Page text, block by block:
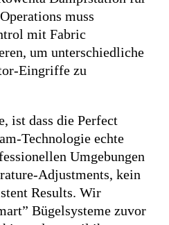
muss
mit Fabric
um unterschiedliche
Eingriffe zu
ist dass die Perfect
Technologie echte
Umgebungen
Adjustments, kein
Results. Wir
Bügelsysteme zuvor